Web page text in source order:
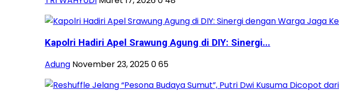
Kapolri Hadiri Apel Srawung Agung di DIY: Sinergi...
Adung November 23, 2025065